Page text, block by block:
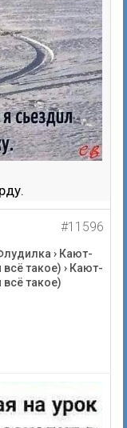
#11596
› Кают-
такое) › Кают-
такое)